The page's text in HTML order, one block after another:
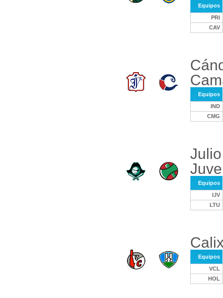
Equipos
PRI
CAV
Equipos
IND
CMG
Equipos
IJV
LTU
Equipos
VCL
HOL